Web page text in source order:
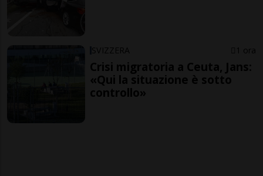
SVIZZERA 1 ora
Crisi migratoria a Ceuta, Jans:
«Qui la situazione è sotto
controllo»